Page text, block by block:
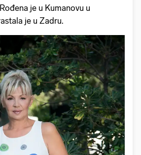
je u Kumanovu u
je u Zadru.